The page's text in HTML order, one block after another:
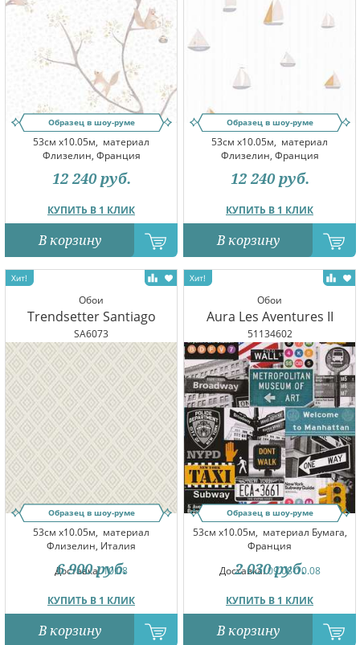
Образец в шоу-руме
53см x10.05м, материал
Флизелин, Франция
КУПИТЬ В 1 КЛИК
12 240 руб.
В корзину
Образец в шоу-руме
53см x10.05м, материал
Флизелин, Франция
КУПИТЬ В 1 КЛИК
12 240 руб.
В корзину
Обои
Trendsetter Santiago
SA6073
Образец в шоу-руме
53см x10.05м, материал
Флизелин, Италия
Доставка:10.08
КУПИТЬ В 1 КЛИК
6 900 руб.
В корзину
Обои
Aura Les Aventures II
51134602
Образец в шоу-руме
53см x10.05м, материал Бумага,
Франция
Доставка:09.08-10.08
КУПИТЬ В 1 КЛИК
2 030 руб.
В корзину